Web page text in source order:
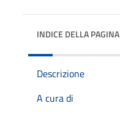
INDICE DELLA PAGINA
Descrizione
A cura di